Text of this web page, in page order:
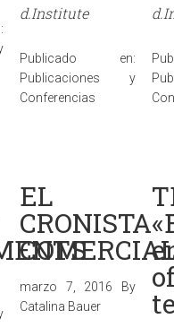
d.Institute
Publicado en:
Publicaciones y
Conferencias
EL
CRONISTA
marzo 7, 2016 By
Catalina Bauer